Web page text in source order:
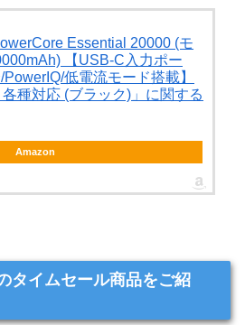
Essential 20000 (モ
【USB-C入力ポー
低電流モード搭載】
種対応 (ブラック)」に関する
Amazon
タイムセール商品をご紹